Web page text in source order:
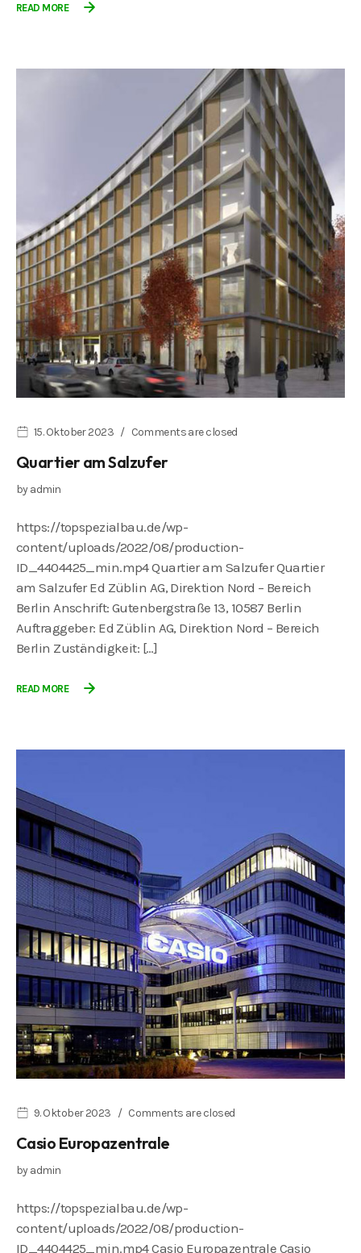
READ MORE
15. Oktober 2023 Comments are closed
Quartier am Salzufer
byadmin
https://topspezialbau.de/wp-
content/uploads/2022/08/production-
ID_4404425_min.mp4 Quartier am Salzufer Quartier
am Salzufer Ed Züblin AG, Direktion Nord – Bereich
Berlin Anschrift: Gutenbergstraße 13, 10587 Berlin
Auftraggeber: Ed Züblin AG, Direktion Nord – Bereich
Berlin Zuständigkeit: […]
READ MORE
9. Oktober 2023 Comments are closed
Casio Europazentrale
byadmin
https://topspezialbau.de/wp-
content/uploads/2022/08/production-
ID_4404425_min.mp4 Casio Europazentrale Casio